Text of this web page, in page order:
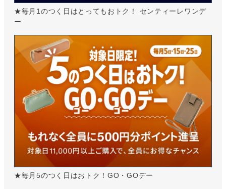
★毎月1のつく日はとってもおトク！ センティーレワンデ
ー
★毎月5のつく日はおトク！GO・GOデー